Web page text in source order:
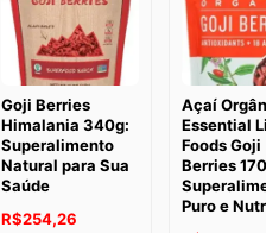
Goji Berries
Himalania 340g:
Superalimento
Natural para Sua
Saúde
O
R$254,26O
Açaí
Essential
Foods Goji
Berries
Puro e